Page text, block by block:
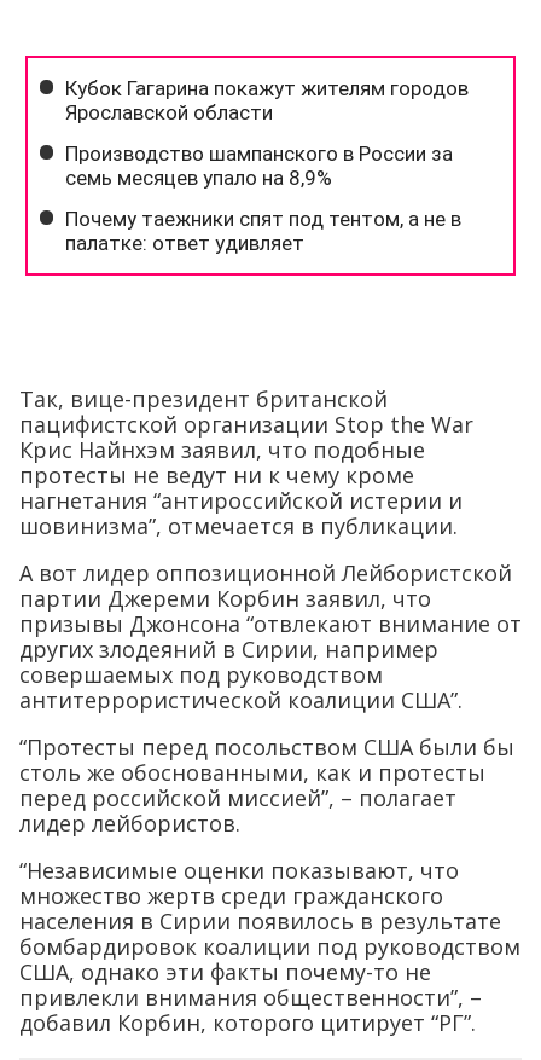
Так, вице-президент британской
пацифистской организации Stop the War
Крис Найнхэм заявил, что подобные
протесты не ведут ни к чему кроме
нагнетания “антироссийской истерии и
шовинизма”, отмечается в публикации.
А вот лидер оппозиционной Лейбористской
партии Джереми Корбин заявил, что
призывы Джонсона “отвлекают внимание от
других злодеяний в Сирии, например
совершаемых под руководством
антитеррористической коалиции США”.
“Протесты перед посольством США были бы
столь же обоснованными, как и протесты
перед российской миссией”, – полагает
лидер лейбористов.
“Независимые оценки показывают, что
множество жертв среди гражданского
населения в Сирии появилось в результате
бомбардировок коалиции под руководством
США, однако эти факты почему-то не
привлекли внимания общественности”, –
добавил Корбин, которого цитирует “РГ”.